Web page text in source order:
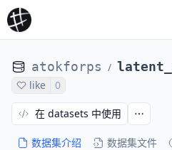
atokforps /
like 0
数据集介绍 数据集文件
在 datasets 中使用